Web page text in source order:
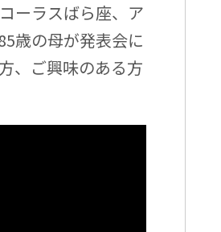
ーラスばら座、ア
歳の母が発表会に
、ご興味のある方